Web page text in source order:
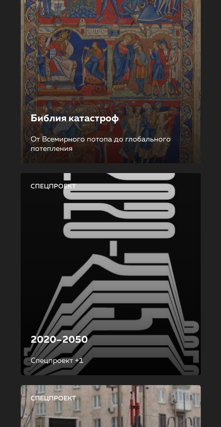
Библия катастроф
От Всемирного потопа до глобального
потепления
СПЕЦПРОЕКТ
2020–2050
Спецпроект +1
СПЕЦПРОЕКТ